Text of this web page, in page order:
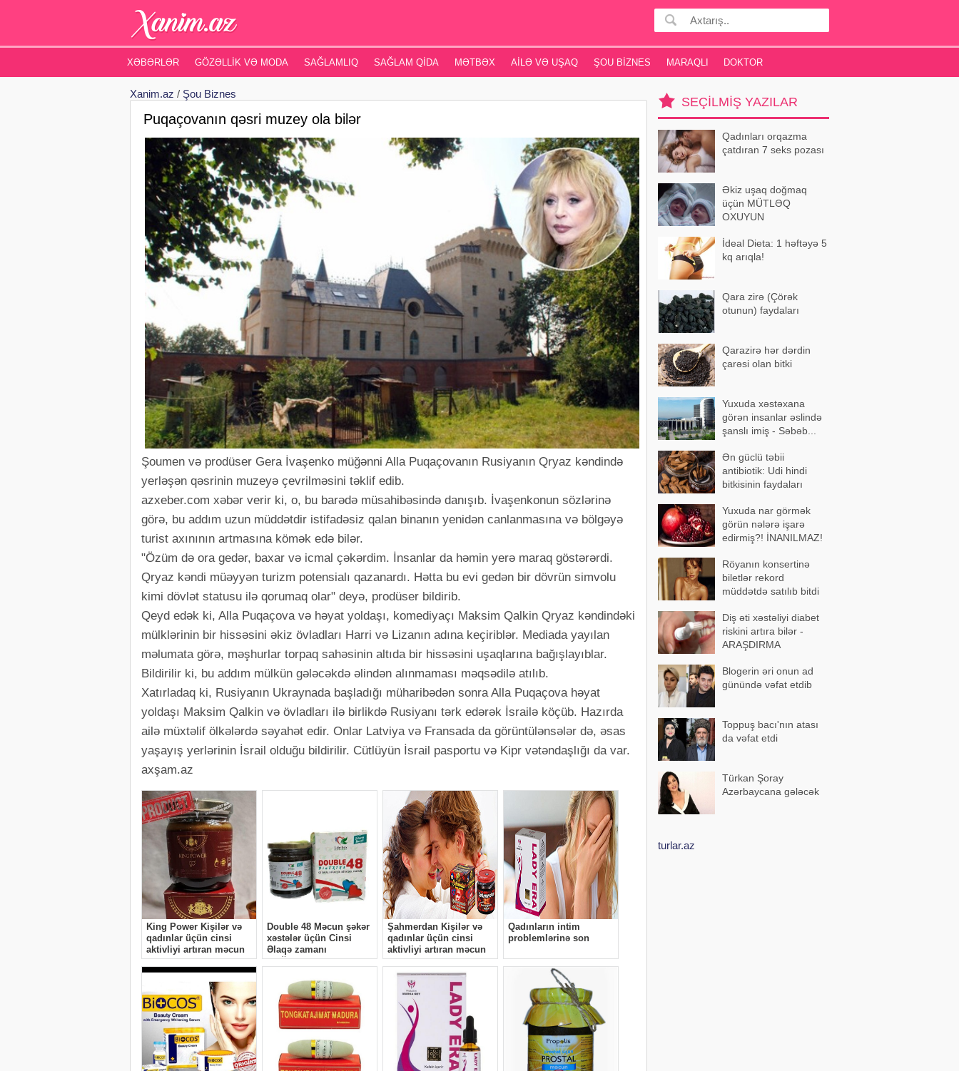
XƏBƏRLƏR GÖZƏLLIK VƏ MODA SAĞLAMLIQ SAĞLAM QIDA MƏTBƏX AILƏ VƏ UŞAQ ŞOU BIZNES MARAQLI DOKTOR
Xanim.az / Şou Biznes
Puqaçovanın qəsri muzey ola bilər
Şoumen və prodüser Gera İvaşenko müğənni Alla Puqaçovanın Rusiyanın Qryaz kəndində
yerləşən qəsrinin muzeyə çevrilməsini təklif edib.
azxeber.com xəbər verir ki, o, bu barədə müsahibəsində danışıb. İvaşenkonun sözlərinə
görə, bu addım uzun müddətdir istifadəsiz qalan binanın yenidən canlanmasına və bölgəyə
turist axınının artmasına kömək edə bilər.
"Özüm də ora gedər, baxar və icmal çəkərdim. İnsanlar da həmin yerə maraq göstərərdi.
Qryaz kəndi müəyyən turizm potensialı qazanardı. Hətta bu evi gedən bir dövrün simvolu
kimi dövlət statusu ilə qorumaq olar" deyə, prodüser bildirib.
Qeyd edək ki, Alla Puqaçova və həyat yoldaşı, komediyaçı Maksim Qalkin Qryaz kəndindəki
mülklərinin bir hissəsini əkiz övladları Harri və Lizanın adına keçiriblər. Mediada yayılan
məlumata görə, məşhurlar torpaq sahəsinin altıda bir hissəsini uşaqlarına bağışlayıblar.
Bildirilir ki, bu addım mülkün gələcəkdə əlindən alınmaması məqsədilə atılıb.
Xatırladaq ki, Rusiyanın Ukraynada başladığı müharibədən sonra Alla Puqaçova həyat
yoldaşı Maksim Qalkin və övladları ilə birlikdə Rusiyanı tərk edərək İsrailə köçüb. Hazırda
ailə müxtəlif ölkələrdə səyahət edir. Onlar Latviya və Fransada da görüntülənsələr də, əsas
yaşayış yerlərinin İsrail olduğu bildirilir. Cütlüyün İsrail pasportu və Kipr vətəndaşlığı da var.
axşam.az
SEÇILMIŞ YAZILAR
Qadınları orqazma
çatdıran 7 seks pozası
Əkiz uşaq doğmaq
üçün MÜTLƏQ
OXUYUN
İdeal Dieta: 1 həftəyə 5
kq arıqla!
Qara zirə (Çörək
otunun) faydaları
Qarazirə hər dərdin
çarəsi olan bitki
Yuxuda xəstəxana
görən insanlar əslində
şanslı imiş - Səbəb...
Ən güclü təbii
antibiotik: Udi hindi
bitkisinin faydaları
Yuxuda nar görmək
görün nələrə işarə
edirmiş?! İNANILMAZ!
Röyanın konsertinə
biletlər rekord
müddətdə satılıb bitdi
Diş əti xəstəliyi diabet
riskini artıra bilər -
ARAŞDIRMA
Blogerin əri onun ad
günündə vəfat etdib
Toppuş bacı'nın atası
da vəfat etdi
Türkan Şoray
Azərbaycana gələcək
turlar.az